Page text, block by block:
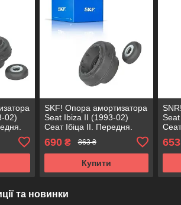
02)
SKF! Опора амортизатора
Seat Ibiza II (1993-02)
Сеат Ібіца II. Передня.
KB657.04 , VKDA35110
690₴ 863 ₴
Купити
653
та новинки